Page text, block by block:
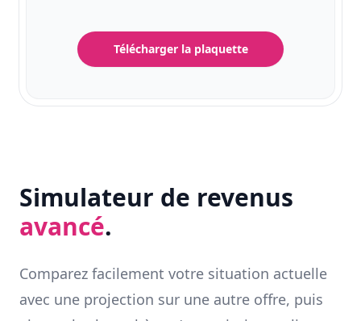
Télécharger la plaquette
Simulateur de revenus
avancé.
Comparez facilement votre situation actuelle
avec une projection sur une autre offre, puis